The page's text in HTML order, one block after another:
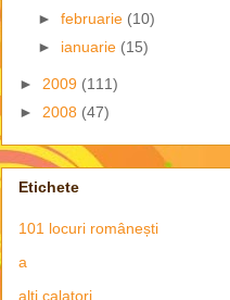
► februarie (10)
► ianuarie (15)
► 2009 (111)
► 2008 (47)
Etichete
101 locuri românești
a
alti calatori